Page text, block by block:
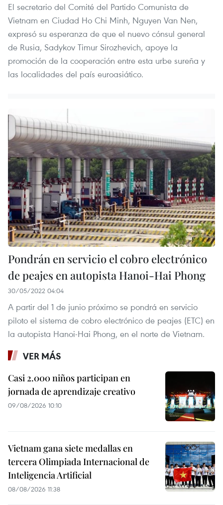
El secretario del Comité del Partido Comunista de
Vietnam en Ciudad Ho Chi Minh, Nguyen Van Nen,
expresó su esperanza de que el nuevo cónsul general
de Rusia, Sadykov Timur Sirozhevich, apoye la
promoción de la cooperación entre esta urbe sureña y
las localidades del país euroasiático.
Pondrán en servicio el cobro electrónico
de peajes en autopista Hanoi-Hai Phong
30/05/2022 04:04
A partir del 1 de junio próximo se pondrá en servicio
piloto el sistema de cobro electrónico de peajes (ETC) en
la autopista Hanoi-Hai Phong, en el norte de Vietnam.
VER MÁS
Casi 2.000 niños participan en
jornada de aprendizaje creativo
09/08/2026 10:10
Vietnam gana siete medallas en
tercera Olimpiada Internacional de
Inteligencia Artificial
08/08/2026 11:38